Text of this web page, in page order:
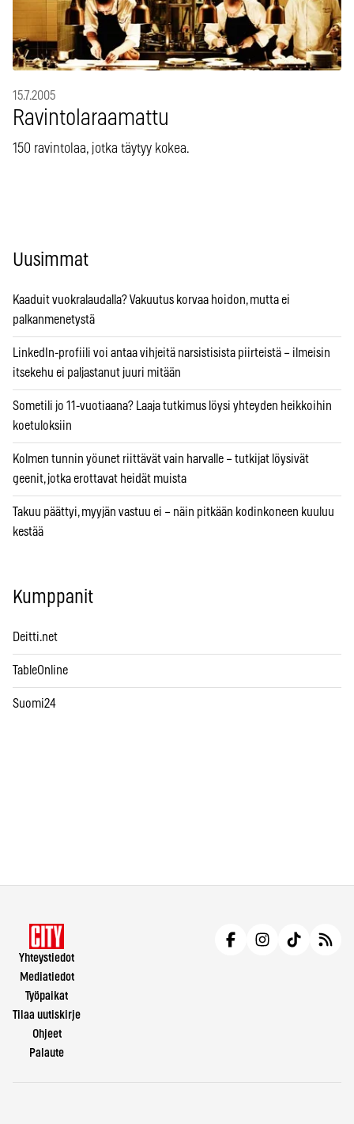
15.7.2005
Ravintolaraamattu
150 ravintolaa, jotka täytyy kokea.
Uusimmat
Kaaduit vuokralaudalla? Vakuutus korvaa hoidon, mutta ei
palkanmenetystä
LinkedIn-profiili voi antaa vihjeitä narsistisista piirteistä – ilmeisin
itsekehu ei paljastanut juuri mitään
Sometili jo 11-vuotiaana? Laaja tutkimus löysi yhteyden heikkoihin
koetuloksiin
Kolmen tunnin yöunet riittävät vain harvalle – tutkijat löysivät
geenit, jotka erottavat heidät muista
Takuu päättyi, myyjän vastuu ei – näin pitkään kodinkoneen kuuluu
kestää
Kumppanit
Deitti.net
TableOnline
Suomi24
Yhteystiedot
Mediatiedot
Työpaikat
Tilaa uutiskirje
Ohjeet
Palaute